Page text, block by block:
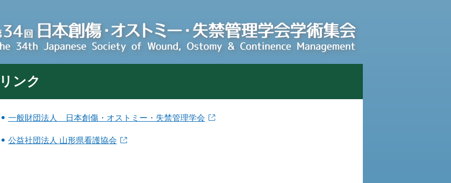
リンク
一般財団法人 日本創傷・オストミー・失禁管理学会
公益社団法人 山形県看護協会